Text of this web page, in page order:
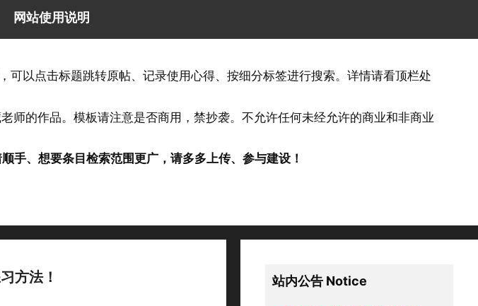
网站使用说明
以点击标题跳转原帖、记录使用心得、按细分标签进行搜索。详情请看顶栏处
的作品。模板请注意是否商用，禁抄袭。不允许任何未经允许的商业和非商业
手、想要条目检索范围更广，请多多上传、参与建设！
方法！ 站内公告 Notice